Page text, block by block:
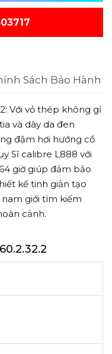
Sách Bảo Hành
: Với vỏ thép không gỉ
và dây da đen
đậm hơi hướng cổ
Sĩ calibre L888 với
giờ giúp đảm bảo
kế tinh giản tạo
giới tìm kiếm
cảnh.